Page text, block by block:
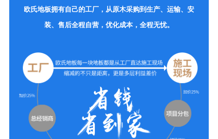
欧氏地板拥有自己的工厂，从原木采购到生产、运输、安
装、售后全程自营，优化成本，全程无忧。